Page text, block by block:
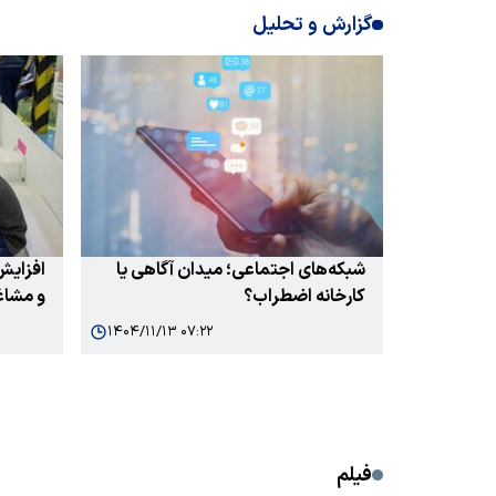
گزارش و تحلیل
شبکه‌های اجتماعی؛ میدان آگاهی یا
کارخانه اضطراب؟
۱۴۰۴/۱۱/۱۳ ۰۷:۲۲
و
فیلم